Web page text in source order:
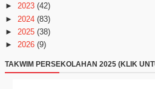
► 2023 (42)
► 2024 (83)
► 2025 (38)
► 2026 (9)
TAKWIM PERSEKOLAHAN 2025 (KLIK